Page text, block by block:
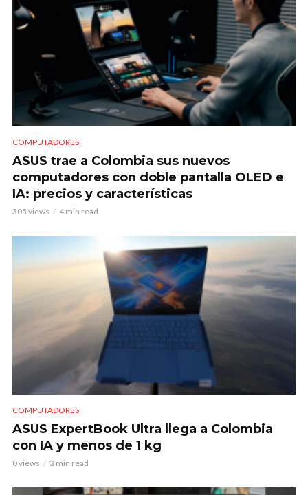
COMPUTADORES
ASUS trae a Colombia sus nuevos
computadores con doble pantalla OLED e
IA: precios y características
305 views 4 min read
COMPUTADORES
ASUS ExpertBook Ultra llega a Colombia
con IA y menos de 1 kg
0 views 3 min read